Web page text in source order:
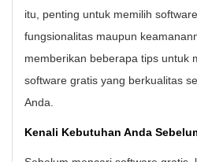
itu, penting untuk memilih
fungsionalitas maupun
memberikan beberapa tips untuk
software gratis yang berkualitas
Anda.
Kenali Kebutuhan Anda